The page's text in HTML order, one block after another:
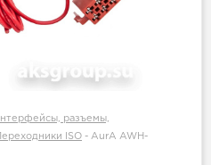
разъемы,
Переходники ISO - AurA AWH-